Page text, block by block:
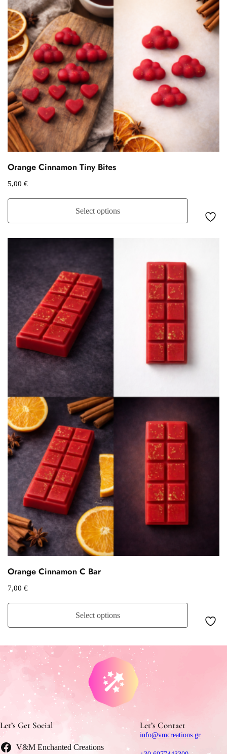
Orange Cinnamon Tiny Bites
5,00 €
Select options
Orange Cinnamon C Bar
7,00 €
Select options
Let’s Get Social
V&M Enchanted Creations
Let’s Contact
info@vmcreations.gr